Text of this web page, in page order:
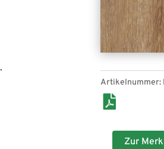
Artikelnummer:
Zur